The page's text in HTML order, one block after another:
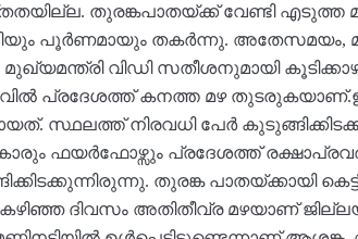
തുരങ്കപാതയ്ക്ക് വേണ്ടി എടുത്ത
പൂർണമായും തകർന്നു. അതേസമയം,
മുഖ്യമന്ത്രി വിഡി സതീശനുമായി
പ്രദേശത്ത് കനത്ത മഴ
സ്ഥലത്ത് നിരവധി പേർ
ഫയർഫോഴ്സും പ്രദേശത്ത്
തുരങ്ക പാതയ്ക്കായി
ദിവസം അതിതീവ്ര മഴയാണ്